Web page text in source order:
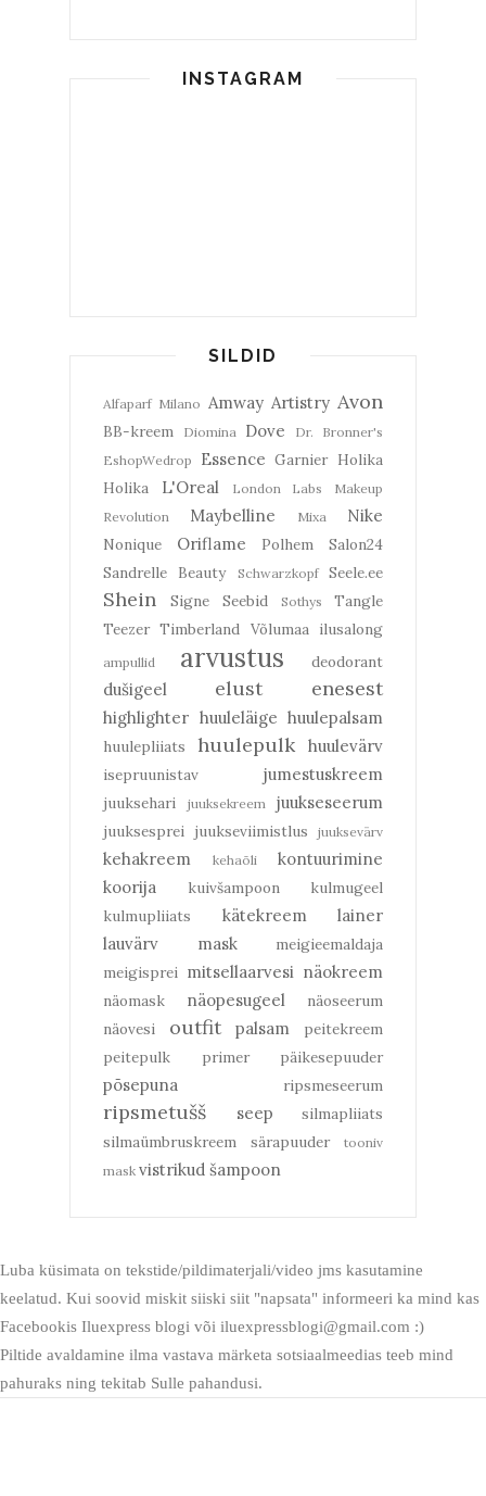
INSTAGRAM
SILDID
Alfaparf Milano Amway Artistry Avon
BB-kreem Diomina Dove
Dr. Bronner's
EshopWedrop
Essence Garnier Holika
Holika
L'Oreal London Labs
Makeup
Revolution
Maybelline Mixa Nike
Nonique Oriflame Polhem
Salon24
Sandrelle Beauty
Schwarzkopf Seele.ee
Shein Signe Seebid Sothys
Tangle
Teezer Timberland Võlumaa ilusalong
ampullid arvustus deodorant
dušigeel elust enesest
highlighter huuleläige huulepalsam
huulepliiats huulepulk huulevärv
isepruunistav jumestuskreem
juuksehari juuksekreem juukseseerum
juuksesprei juukseviimistlus juuksevärv
kehakreem kehaõli
kontuurimine
koorija
kuivšampoon
kulmugeel
kulmupliiats
kätekreem
lainer
lauvärv
mask
meigieemaldaja
meigisprei mitsellaarvesi näokreem
näomask näopesugeel
näoseerum
näovesi
outfit palsam
peitekreem
peitepulk
primer päikesepuuder
põsepuna ripsmeseerum
ripsmetušš seep
silmapliiats
silmaümbruskreem
särapuuder
tooniv
mask vistrikud šampoon
Luba küsimata on tekstide/pildimaterjali/video jms kasutamine
keelatud. Kui soovid miskit siiski siit "napsata" informeeri ka mind kas
Facebookis Iluexpress blogi või iluexpressblogi@gmail.com :)
Piltide avaldamine ilma vastava märketa sotsiaalmeedias teeb mind
pahuraks ning tekitab Sulle pahandusi.